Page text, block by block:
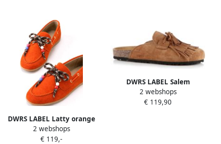
DWRS LABEL Latty orange
Suede Dames
2 webshops
€ 119,-
DWRS LABEL Salem
instappers cognac Suede
Dames
2 webshops
€ 119,90